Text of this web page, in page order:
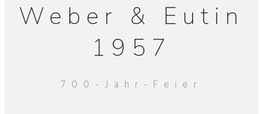
Weber & Eutin
1957
700-Jahr-Feier